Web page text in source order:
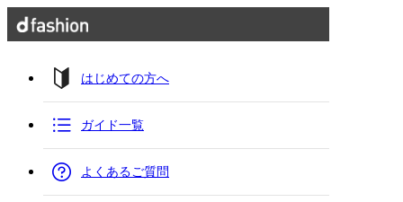
はじめての方へ
ガイド一覧
よくあるご質問